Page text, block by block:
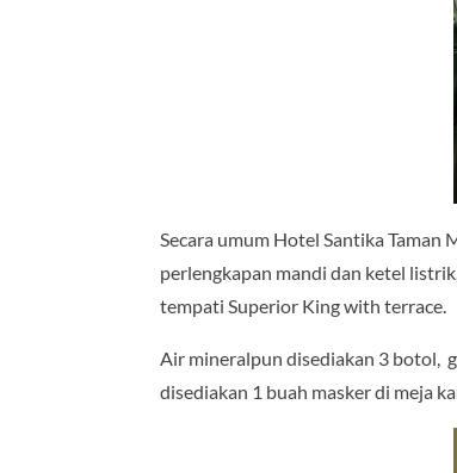
Secara umum Hotel Santika
perlengkapan mandi dan ketel
tempati Superior King with terrace.
Air mineralpun disediakan 3 botol,
disediakan 1 buah masker di meja